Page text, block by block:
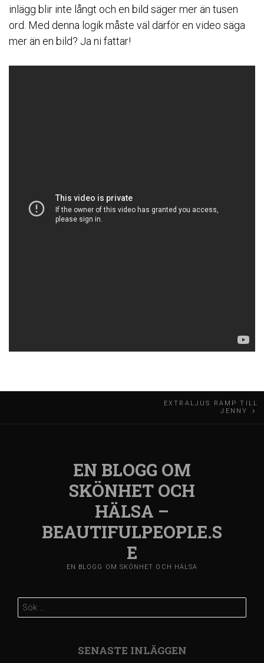
inlägg blir inte långt och en bild säger mer än tusen
ord. Med denna logik måste väl därför en video säga
mer än en bild? Ja ni fattar!
InläggsnavigeringEXTRALJUS RAMP TILL
JENNY
EN BLOGG OM
SKÖNHET OCH
HÄLSA –
BEAUTIFULPEOPLE.S
E
EN BLOGG OM SKÖNHET OCH HÄLSA
efter:
SENASTE INLÄGGEN